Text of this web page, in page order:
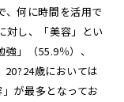
、何に時間を活用で
対し、「美容」とい
」（55.9％）、
20?24歳においては
が最多となってお